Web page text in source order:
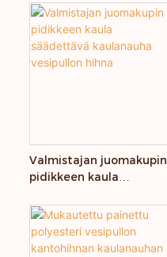
vesipullon
kupinpidikkeen
kaulanauha
Valmistajan juomakupin
pidikkeen kaula
vesipullon hihna